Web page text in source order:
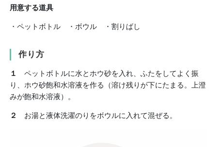
用意する道具
・ペットボトル ・ボウル ・割りばし
作り方
１
ペットボトルに水とホウ砂を入れ、ふたをしてよく振
り、ホウ砂飽和水溶液を作る（溶け残りが下にたまる。上澄
みが飽和水溶液）。
２ お湯と液体洗濯のりをボウルに入れて混ぜる。